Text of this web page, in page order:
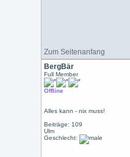
Zum Seitenanfang
BergBär
Full Member
Offline
Alles kann - nix muss!
Beiträge: 109
Ulm
Geschlecht: